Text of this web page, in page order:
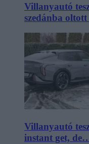
Villanyautó
szedánba
Villanyautó
instant get,